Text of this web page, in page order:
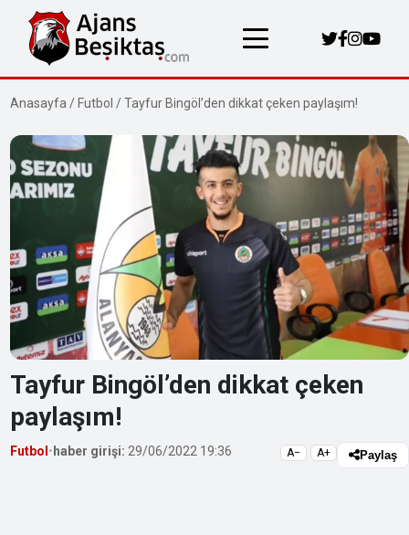
Anasayfa / Futbol /Tayfur Bingöl’den dikkat çeken paylaşım!
Tayfur Bingöl’den dikkat çeken
paylaşım!
Futbol • haber girişi: 29/06/2022 19:36 A− A+ Paylaş